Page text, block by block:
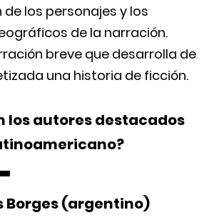
los personajes y los
de la narración.
breve que desarrolla de
una historia de ficción.
los autores destacados
Borges (argentino)